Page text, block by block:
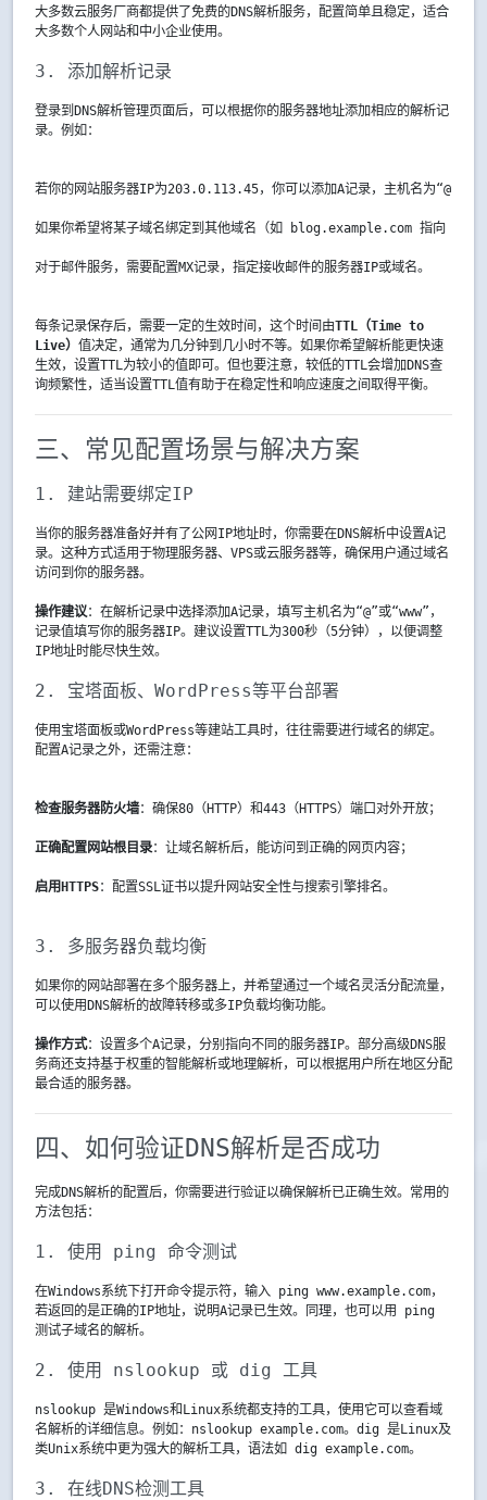
大多数云服务厂商都提供了免费的DNS解析服务，配置简单且稳定，适合
大多数个人网站和中小企业使用。
3. 添加解析记录
登录到DNS解析管理页面后，可以根据你的服务器地址添加相应的解析记
录。例如：
若你的网站服务器IP为203.0.113.45，你可以添加A记录，主机名为“@”或
如果你希望将某子域名绑定到其他域名（如 blog.example.com 指向
对于邮件服务，需要配置MX记录，指定接收邮件的服务器IP或域名。
每条记录保存后，需要一定的生效时间，这个时间由TTL（Time to
Live） 值决定，通常为几分钟到几小时不等。如果你希望解析能更快速
生效，设置TTL为较小的值即可。但也要注意，较低的TTL会增加DNS查
询频繁性，适当设置TTL值有助于在稳定性和响应速度之间取得平衡。
三、常见配置场景与解决方案
1. 建站需要绑定IP
当你的服务器准备好并有了公网IP地址时，你需要在DNS解析中设置A记
录。这种方式适用于物理服务器、VPS或云服务器等，确保用户通过域名
访问到你的服务器。
操作建议：在解析记录中选择添加A记录，填写主机名为“@”或“www”，
记录值填写你的服务器IP。建议设置TTL为300秒（5分钟），以便调整
IP地址时能尽快生效。
2. 宝塔面板、WordPress等平台部署
使用宝塔面板或WordPress等建站工具时，往往需要进行域名的绑定。
配置A记录之外，还需注意：
检查服务器防火墙：确保80（HTTP）和443（HTTPS）端口对外开放；
正确配置网站根目录：让域名解析后，能访问到正确的网页内容；
启用HTTPS：配置SSL证书以提升网站安全性与搜索引擎排名。
3. 多服务器负载均衡
如果你的网站部署在多个服务器上，并希望通过一个域名灵活分配流量，
可以使用DNS解析的故障转移或多IP负载均衡功能。
操作方式：设置多个A记录，分别指向不同的服务器IP。部分高级DNS服
务商还支持基于权重的智能解析或地理解析，可以根据用户所在地区分配
最合适的服务器。
四、如何验证DNS解析是否成功
完成DNS解析的配置后，你需要进行验证以确保解析已正确生效。常用的
方法包括：
1. 使用 ping 命令测试
在Windows系统下打开命令提示符，输入 ping www.example.com，
若返回的是正确的IP地址，说明A记录已生效。同理，也可以用 ping
测试子域名的解析。
2. 使用 nslookup 或 dig 工具
nslookup 是Windows和Linux系统都支持的工具，使用它可以查看域
名解析的详细信息。例如： nslookup example.com。 dig 是Linux及
类Unix系统中更为强大的解析工具，语法如 dig example.com。
3. 在线DNS检测工具